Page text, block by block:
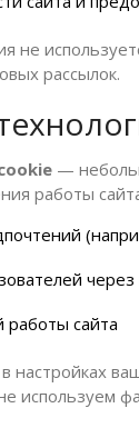
не
рассылок.
—
работы
работы сайта
настройках
используем